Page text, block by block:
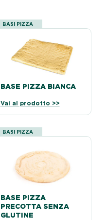
BASI PIZZA
BASE PIZZA BIANCA
Vai al prodotto >>
BASI PIZZA
BASE PIZZA
PRECOTTA SENZA
GLUTINE